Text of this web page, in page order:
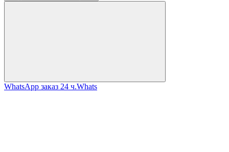
WhatsApp заказ 24 ч.Whats